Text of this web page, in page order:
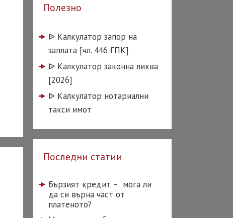
Полезно
ᐉ️ Калкулатор запор на
заплата [чл. 446 ГПК]
ᐉ️ Калкулатор законна лихва
[2026]
ᐉ️ Калкулатор нотариални
такси имот
Последни статии
Бързият кредит – мога ли
да си върна част от
платеното?